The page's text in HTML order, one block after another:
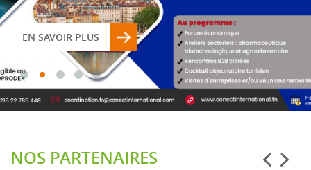
EN SAVOIR PLUS
NOS PARTENAIRES